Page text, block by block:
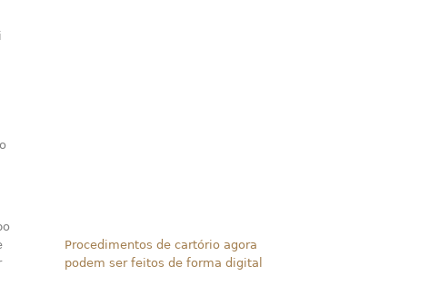
Procedimentos de cartório agora
podem ser feitos de forma digital